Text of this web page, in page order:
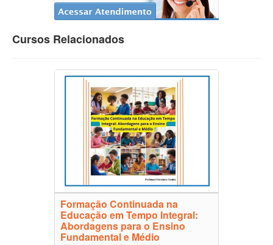
Cursos Relacionados
Formação Continuada na
Educação em Tempo Integral:
Abordagens para o Ensino
Fundamental e Médio